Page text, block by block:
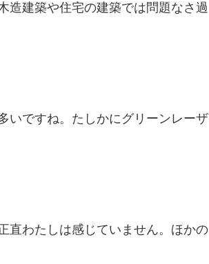
造建築や住宅の建築では問題なさ過
いですね。たしかにグリーンレーザ
直わたしは感じていません。ほかの